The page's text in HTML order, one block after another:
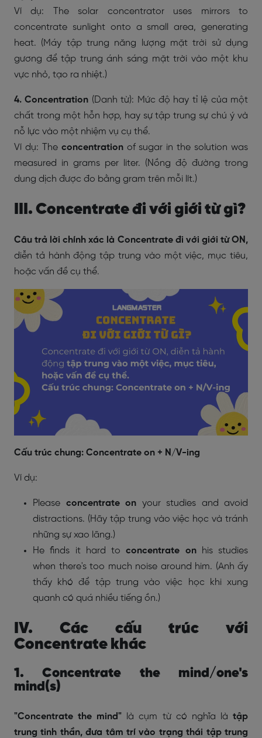
Ví dụ: The solar concentrator uses mirrors to
concentrate sunlight onto a small area, generating
heat. (Máy tập trung năng lượng mặt trời sử dụng
gương để tập trung ánh sáng mặt trời vào một khu
vực nhỏ, tạo ra nhiệt.)
4. Concentration (Danh từ): Mức độ hay tỉ lệ của một
chất trong một hỗn hợp, hay sự tập trung sự chú ý và
nỗ lực vào một nhiệm vụ cụ thể.
Ví dụ: The concentrationof sugar in the solution was
measured in grams per liter. (Nồng độ đường trong
dung dịch được đo bằng gram trên mỗi lít.)
III. Concentrate đi với giới từ gì?
Câu trả lời chính xác là Concentrate đi với giới từ ON,
diễn tả hành động tập trung vào một việc, mục tiêu,
hoặc vấn đề cụ thể.
Cấu trúc chung: Concentrate on + N/V-ing
Ví dụ:
Please concentrate on your studies and avoid
distractions. (Hãy tập trung vào việc học và tránh
những sự xao lãng.)
He finds it hard toconcentrate onhis studies
when there's too much noise around him. (Anh ấy
thấy khó để tập trung vào việc học khi xung
quanh có quá nhiều tiếng ồn.)
IV. Các cấu trúc với
Concentrate khác
1. Concentrate the mind/one's
mind(s)
"Concentrate the mind" là cụm từ có nghĩa là tập
trung tinh thần, đưa tâm trí vào trạng thái tập trung